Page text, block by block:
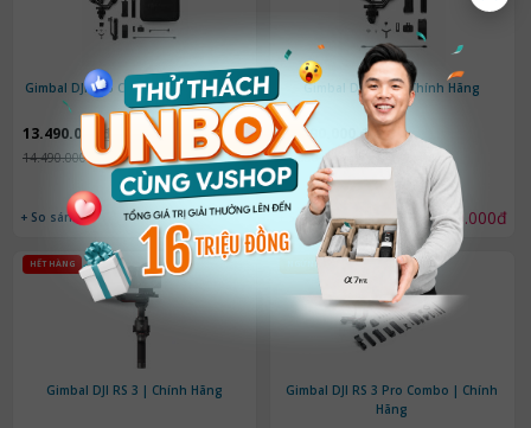
Gimbal DJI RS5 Combo | Chính Hãng
13.490.000 ₫
14.490.000 ₫ GIẢM 1.000.000 ₫
+ So sánh
Gimbal DJI RS 5 | Chính Hãng
10.990.000 ₫
11.350.000 ₫
+ So sánh 1.490.000đ
Gimbal DJI RS 3 | Chính Hãng
HẾT HÀNG
Gimbal DJI RS 3 Pro Combo | Chính
Hãng
NGỪNG KINH DOANH